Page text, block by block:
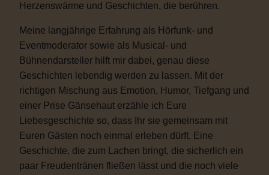
Herzenswärme und Geschichten, die berühren.
Meine langjährige Erfahrung als Hörfunk- und
Eventmoderator sowie als Musical- und
Bühnendarsteller hilft mir dabei, genau diese
Geschichten lebendig werden zu lassen. Mit der
richtigen Mischung aus Emotion, Humor, Tiefgang und
einer Prise Gänsehaut erzähle ich Eure
Liebesgeschichte so, dass Ihr sie gemeinsam mit
Euren Gästen noch einmal erleben dürft. Eine
Geschichte, die zum Lachen bringt, die sicherlich ein
paar Freudentränen fließen lässt und die noch viele